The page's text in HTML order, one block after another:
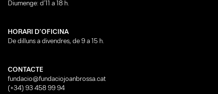
Diumenge: d’11 a 18 h.
HORARI D’OFICINA
De dilluns a divendres, de 9 a 15 h.
CONTACTE
fundacio@fundaciojoanbrossa.cat
(+34) 93 458 99 94